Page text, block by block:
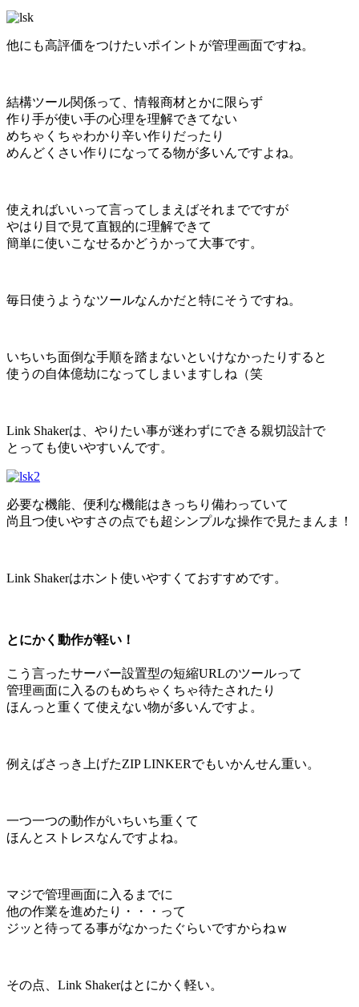
他にも高評価をつけたいポイントが管理画面ですね。
結構ツール関係って、情報商材とかに限らず
作り手が使い手の心理を理解できてない
めちゃくちゃわかり辛い作りだったり
めんどくさい作りになってる物が多いんですよね。
使えればいいって言ってしまえばそれまでですが
やはり目で見て直観的に理解できて
簡単に使いこなせるかどうかって大事です。
毎日使うようなツールなんかだと特にそうですね。
いちいち面倒な手順を踏まないといけなかったりすると
使うの自体億劫になってしまいますしね（笑
Link Shakerは、やりたい事が迷わずにできる親切設計で
とっても使いやすいんです。
必要な機能、便利な機能はきっちり備わっていて
尚且つ使いやすさの点でも超シンプルな操作で見たまんま！
Link Shakerはホント使いやすくておすすめです。
とにかく動作が軽い！
こう言ったサーバー設置型の短縮URLのツールって
管理画面に入るのもめちゃくちゃ待たされたり
ほんっと重くて使えない物が多いんですよ。
例えばさっき上げたZIP LINKERでもいかんせん重い。
一つ一つの動作がいちいち重くて
ほんとストレスなんですよね。
マジで管理画面に入るまでに
他の作業を進めたり・・・って
ジッと待ってる事がなかったぐらいですからねｗ
その点、Link Shakerはとにかく軽い。